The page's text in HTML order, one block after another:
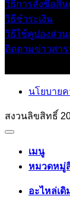
วิธีการสั่งซื้อสิน
วิธีชำระเงิน
วิธีใช้คูปองส่ว
ติดตามข่าวสาร
นโยบาย
สงวนลิขสิทธิ์
เมนู
หมวดหมู่
อะไหล่เดิ